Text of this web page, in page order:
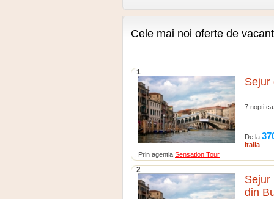
Cele mai noi oferte de
1
Prin agentia Sensation Tour
Sejur
7 nopti
De la
Italia
2
Sejur
din